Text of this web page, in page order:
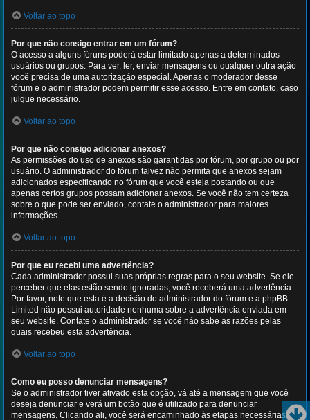
Voltar ao topo
Por que não consigo entrar em um fórum?
O acesso a alguns fóruns poderá estar limitado apenas a determinados
usuários ou grupos. Para ver, ler, enviar mensagens ou qualquer outra ação
você precisa de uma autorização especial. Apenas o moderador desse
fórum e o administrador podem permitir esse acesso. Entre em contato, caso
julgue necessário.
Voltar ao topo
Por que não consigo adicionar anexos?
As permissões do uso de anexos são garantidas por fórum, por grupo ou por
usuário. O administrador do fórum talvez não permita que anexos sejam
adicionados especificando no fórum que você esteja postando ou que
apenas certos grupos possam adicionar anexos. Se você não tem certeza
sobre o que pode ser enviado, contate o administrador para maiores
informações.
Voltar ao topo
Por que eu recebi uma advertência?
Cada administrador possui suas próprias regras para o seu website. Se ele
perceber que elas estão sendo ignoradas, você receberá uma advertência.
Por favor, note que esta é a decisão do administrador do fórum e a phpBB
Limited não possui autoridade nenhuma sobre a advertência enviada em
seu website. Contate o administrador se você não sabe as razões pelas
quais recebeu esta advertência.
Voltar ao topo
Como eu posso denunciar mensagens?
Se o administrador tiver ativado esta opção, vá até a mensagem que você
deseja denunciar e verá um botão que é utilizado para denunciar
mensagens. Clicando ali, você será encaminhado às etapas necessárias